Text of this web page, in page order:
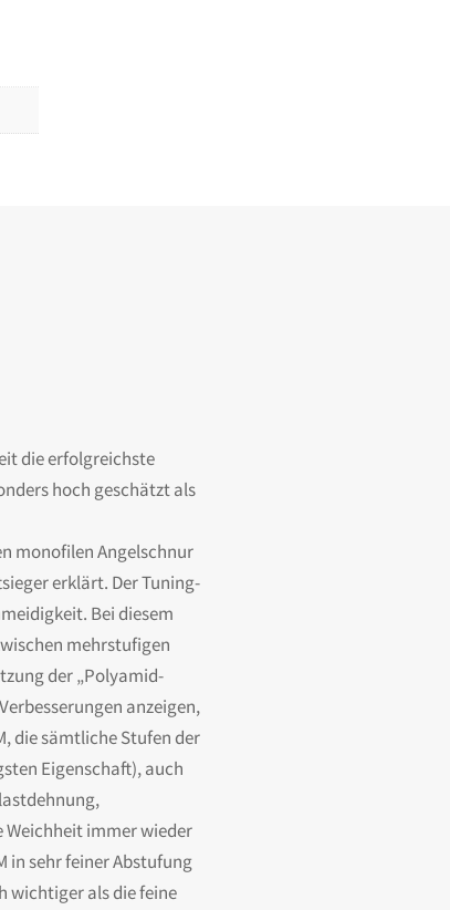
die erfolgreichste
hoch geschätzt als
monofilen Angelschnur
erklärt. Der Tuning-
Bei diesem
mehrstufigen
der „Polyamid-
anzeigen,
die sämtliche Stufen der
Eigenschaft), auch
immer wieder
in sehr feiner Abstufung
wichtiger als die feine